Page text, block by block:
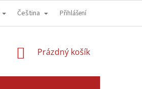
GDPR - OCHRANA OSOBNÍCH ÚDAJŮ
Čeština Přihlášení
NÁKUPNÍ
Prázdný košík